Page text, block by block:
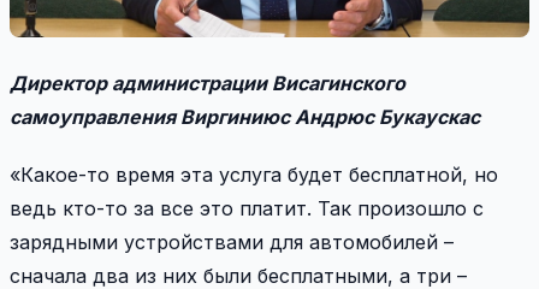
Директор администрации Висагинского
самоуправления Виргиниюс Андрюс Букаускас
«Какое-то время эта услуга будет бесплатной, но
ведь кто-то за все это платит. Так произошло с
зарядными устройствами для автомобилей –
сначала два из них были бесплатными, а три –